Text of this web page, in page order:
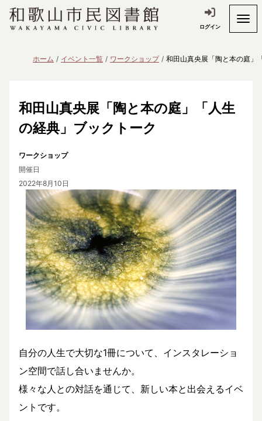
ログイン
ホーム イベント一覧 ワークショップ 和田山真央展「陶と本の庭」
和田山真央展「陶と本の庭」「人生
の経典」ブックトーク
ワークショップ
開催日
2022年8月10日
自分の人生で大切な1冊について、インスタレーショ
ン空間で話し合いませんか。
様々な人との対話を通じて、新しい本と出会えるイベ
ントです。